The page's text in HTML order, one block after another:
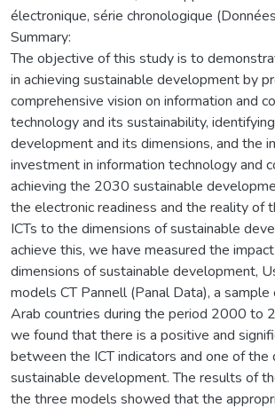
électronique, série chronologique
Summary:
The objective of this study is to
in achieving sustainable development by
comprehensive vision on information and
technology and its sustainability,
development and its dimensions, and the
investment in information technology and
achieving the 2030 sustainable
the electronic readiness and the reality of
ICTs to the dimensions of sustainable
achieve this, we have measured the
dimensions of sustainable development,
models CT Pannell (Panal Data), a
Arab countries during the period 2000 to
we found that there is a positive and
between the ICT indicators and one of the
sustainable development. The results of
the three models showed that the